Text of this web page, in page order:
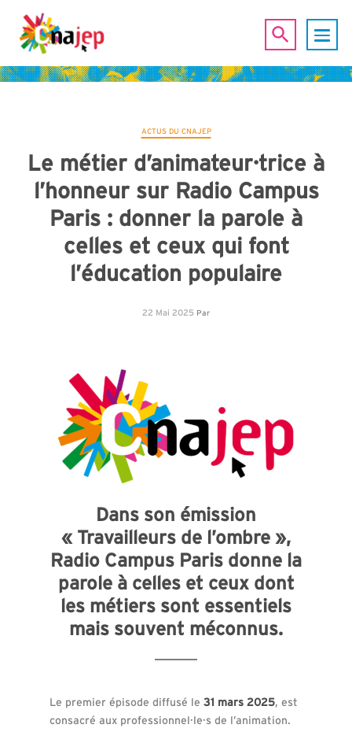
ACTUS DU CNAJEP
Le métier d’animateur·trice à
l’honneur sur Radio Campus
Paris : donner la parole à
celles et ceux qui font
l’éducation populaire
22 Mai 2025 Par
Dans son émission
« Travailleurs de l’ombre »,
Radio Campus Paris donne la
parole à celles et ceux dont
les métiers sont essentiels
mais souvent méconnus.
Le premier épisode diffusé le 31 mars 2025, est
consacré aux professionnel·le·s de l’animation.